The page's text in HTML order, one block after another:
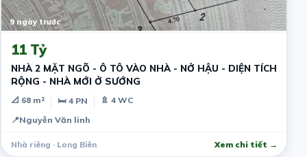
9 ngày trước
11 Tỷ
NHÀ 2 MẶT NGÕ - Ô TÔ VÀO NHÀ - NỞ HẬU - DIỆN TÍCH
RỘNG - NHÀ MỚI Ở SƯỚNG
📐 68 m² 🛏 4 PN
🚿 4 WC
📍Nguyễn Văn linh
Nhà riêng · Long Biên Xem chi tiết →